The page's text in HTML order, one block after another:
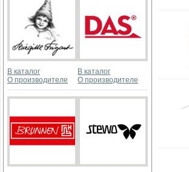
В каталог
О производителе
В каталог
О производителе